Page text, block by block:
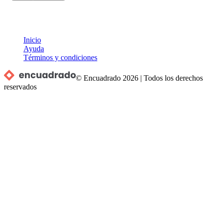
Inicio
Ayuda
Términos y condiciones
© Encuadrado 2026 |Todos los derechos
reservados